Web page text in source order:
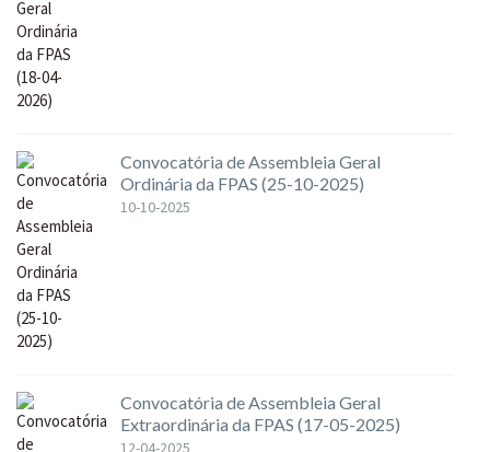
Convocatória de Assembleia Geral
Ordinária da FPAS (25-10-2025)
10-10-2025
Convocatória de Assembleia Geral
Extraordinária da FPAS (17-05-2025)
12-04-2025